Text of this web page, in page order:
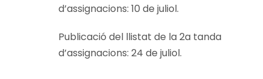
d’assignacions: 10 de juliol.
Publicació del llistat de la 2a tanda
d’assignacions: 24 de juliol.